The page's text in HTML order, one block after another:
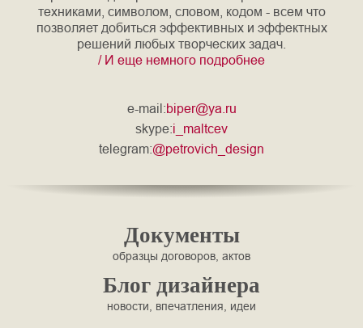
техниками, символом, словом, кодом - всем что
позволяет добиться эффективных и эффектных
решений любых творческих задач.
/ И еще немного подробнее
e-mail:biper@ya.ru
skype:i_maltcev
telegram:@petrovich_design
Документы
образцы договоров, актов
Блог дизайнера
новости, впечатления, идеи